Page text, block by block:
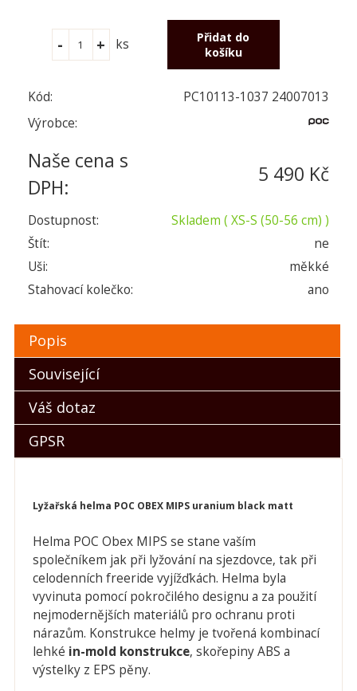
ks
Kód:
PC10113-1037 24007013
Výrobce:
Naše cena s
DPH:
5 490 Kč
Dostupnost: Skladem ( XS-S (50-56 cm) )
Štít:
ne
Uši:
měkké
Stahovací kolečko:
ano
Popis
Související
Váš dotaz
GPSR
Lyžařská helma POC OBEX MIPS uranium black matt
Helma POC Obex MIPS se stane vaším
společníkem jak při lyžování na sjezdovce, tak při
celodenních freeride vyjížďkách. Helma byla
vyvinuta pomocí pokročilého designu a za použití
nejmodernějších materiálů pro ochranu proti
nárazům. Konstrukce helmy je tvořená kombinací
lehké in-mold konstrukce, skořepiny ABS a
výstelky z EPS pěny.